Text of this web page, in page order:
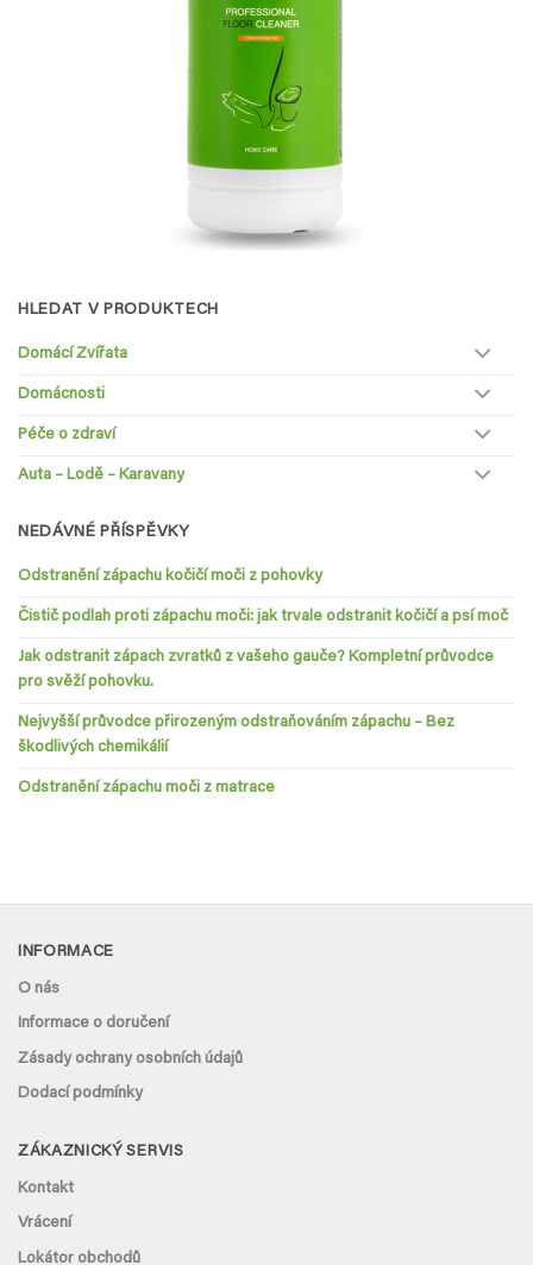
HLEDAT V PRODUKTECH
Domácí Zvířata
Domácnosti
Péče o zdraví
Auta – Lodě – Karavany
NEDÁVNÉ PŘÍSPĚVKY
Odstranění zápachu kočičí moči z pohovky
Čistič podlah proti zápachu moči: jak trvale odstranit kočičí a psí moč
Jak odstranit zápach zvratků z vašeho gauče? Kompletní průvodce
pro svěží pohovku.
Nejvyšší průvodce přirozeným odstraňováním zápachu – Bez
škodlivých chemikálií
Odstranění zápachu moči z matrace
INFORMACE
O nás
Informace o doručení
Zásady ochrany osobních údajů
Dodací podmínky
ZÁKAZNICKÝ SERVIS
Kontakt
Vrácení
Lokátor obchodů